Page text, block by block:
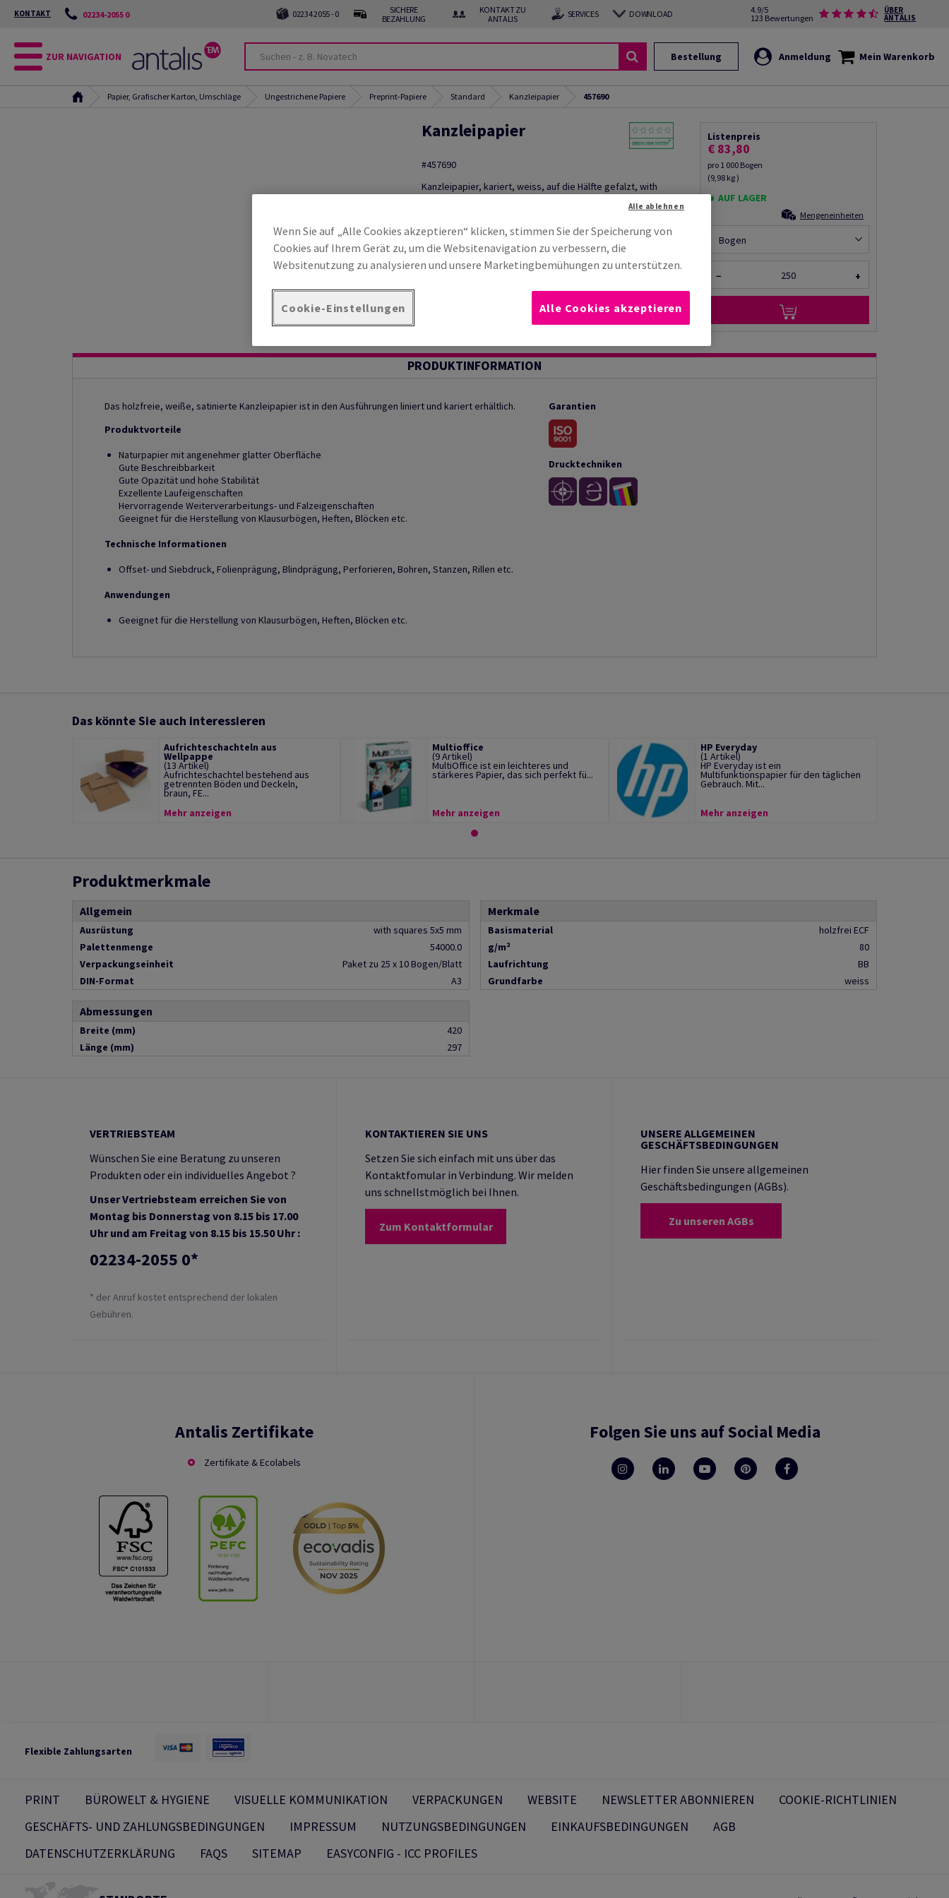
KONTAKT 02234-2055 0 02234 2055 - 0
SICHERE
BEZAHLUNG
KONTAKT ZU
ANTALIS
SERVICES DOWNLOAD
4.9/5
123 Bewertungen
ÜBER
ANTALIS
ZUR NAVIGATION Bestellung Anmeldung Mein Warenkorb
Papier, Grafischer Karton, Umschläge Ungestrichene Papiere Preprint-Papiere Standard Kanzleipapier 457690
Kanzleipapier
#457690
Kanzleipapier, kariert, weiss, auf die Hälfte gefalzt, with
Muster bestellen
Produktinformation Produkt weiterempfehlen
Listenpreis
€ 83,80
pro 1 000 Bogen
(9,98 kg )
AUF LAGER
Mengeneinheiten
Bogen
− +
PRODUKTINFORMATION
Das holzfreie, weiße, satinierte Kanzleipapier ist in den Ausführungen liniert und kariert erhältlich.
Produktvorteile
Naturpapier mit angenehmer glatter Oberfläche
Gute Beschreibbarkeit
Gute Opazität und hohe Stabilität
Exzellente Laufeigenschaften
Hervorragende Weiterverarbeitungs- und Falzeigenschaften
Geeignet für die Herstellung von Klausurbögen, Heften, Blöcken etc.
Technische Informationen
Offset- und Siebdruck, Folienprägung, Blindprägung, Perforieren, Bohren, Stanzen, Rillen etc.
Anwendungen
Geeignet für die Herstellung von Klausurbögen, Heften, Blöcken etc.
Garantien
Drucktechniken
Das könnte Sie auch interessieren
Aufrichteschachteln aus
Wellpappe
(13 Artikel)
Aufrichteschachtel bestehend aus
getrennten Böden und Deckeln,
braun, FE...
Mehr anzeigen
Multioffice
(9 Artikel)
MultiOffice ist ein leichteres und
stärkeres Papier, das sich perfekt fü...
Mehr anzeigen
HP Everyday
(1 Artikel)
HP Everyday ist ein
Multifunktionspapier für den täglichen
Gebrauch. Mit...
Mehr anzeigen
Produktmerkmale
Allgemein
Ausrüstung
with squares 5x5 mm
Palettenmenge
54000.0
Verpackungseinheit
Paket zu 25 x 10 Bogen/Blatt
DIN-Format
A3
Abmessungen
Breite (mm)
420
Länge (mm)
297
Merkmale
Basismaterial
holzfrei ECF
g/m²
80
Laufrichtung
BB
Grundfarbe
weiss
VERTRIEBSTEAM
Wünschen Sie eine Beratung zu unseren
Produkten oder ein individuelles Angebot ?
Unser Vertriebsteam erreichen Sie von
Montag bis Donnerstag von 8.15 bis 17.00
Uhr und am Freitag von 8.15 bis 15.50 Uhr :
02234-2055 0*
* der Anruf kostet entsprechend der lokalen
Gebühren.
KONTAKTIEREN SIE UNS
Setzen Sie sich einfach mit uns über das
Kontaktfomular in Verbindung. Wir melden
uns schnellstmöglich bei Ihnen.
Zum Kontaktformular
UNSERE ALLGEMEINEN
GESCHÄFTSBEDINGUNGEN
Hier finden Sie unsere allgemeinen
Geschäftsbedingungen (AGBs).
Zu unseren AGBs
Antalis Zertifikate
Zertifikate & Ecolabels
Folgen Sie uns auf Social Media
Flexible Zahlungsarten
PRINT BÜROWELT & HYGIENE VISUELLE KOMMUNIKATION VERPACKUNGEN WEBSITE NEWSLETTER ABONNIEREN
COOKIE-RICHTLINIEN
GESCHÄFTS- UND ZAHLUNGSBEDINGUNGEN
IMPRESSUM NUTZUNGSBEDINGUNGEN EINKAUFSBEDINGUNGEN
AGB
DATENSCHUTZERKLÄRUNG
FAQS SITEMAP EASYCONFIG - ICC PROFILES
Wenn Sie auf „Alle Cookies akzeptieren“ klicken, stimmen Sie der Speicherung von
Cookies auf Ihrem Gerät zu, um die Websitenavigation zu verbessern, die
Websitenutzung zu analysieren und unsere Marketingbemühungen zu unterstützen.
Cookie-Einstellungen
Alle ablehnen
Alle Cookies akzeptieren